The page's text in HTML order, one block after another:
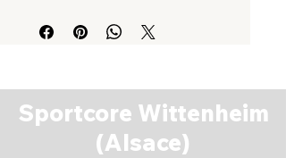
22GG9A6511
Sportcore Wittenheim
(Alsace)